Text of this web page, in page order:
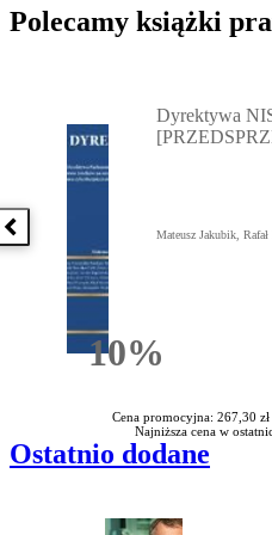
Polecamy książki
Poprzednia książka
10%Rabatu
Dyrektywa
Mateusz Jakubik, Rafał
Cena promocyjna: 267,30 zł
Najniższa cena w
Ostatnio dodane